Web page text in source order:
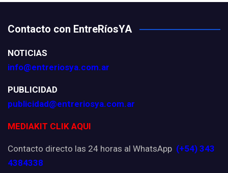
Contacto con EntreRíosYA
NOTICIAS
info@entreriosya.com.ar
PUBLICIDAD
publicidad@entreriosya.com.ar
MEDIAKIT CLIK AQUI
Contacto directo las 24 horas al WhatsApp (+54) 343
4384338